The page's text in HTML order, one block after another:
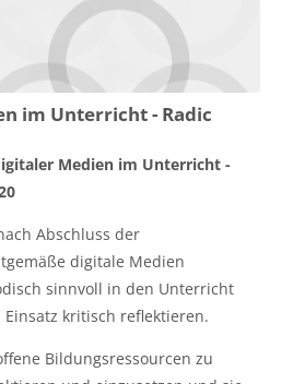
im Unterricht - Radic
Medien im Unterricht -
Abschluss der
digitale Medien
sinnvoll in den Unterricht
kritisch reflektieren.
Bildungsressourcen zu